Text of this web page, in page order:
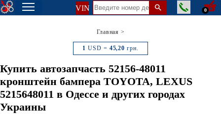
VIN 0
Главная >
1 USD = 45,20 грн.
Купить автозапчасть 52156-48011
кронштейн бампера TOYOTA, LEXUS
5215648011 в Одессе и других городах
Украины